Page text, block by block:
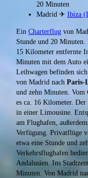
20 Minuten
Madrid ✈ Ibiza
Ein Charterflug von
Stunde und 20
15 Kilometer entfernte
Minuten mit dem Auto
Leihwagen befinden
von Madrid nach Paris-
und zehn Minuten. Vom
es ca. 16 Kilometer.
in einer Limousine.
am Flughafen,
Verfügung. Privatflüge
etwa eine Stunde und
Verkehrsflughafen
Andalusien. Ins
Minuten. Von Madrid